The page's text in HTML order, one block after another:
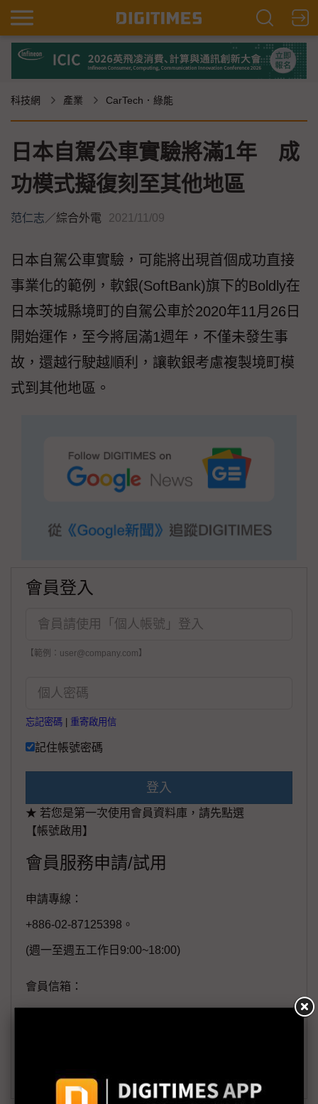
科技網 產業 CarTech．綠能
日本自駕公車實驗將滿1年 成
功模式擬復刻至其他地區
范仁志／綜合外電 2021/11/09
日本自駕公車實驗，可能將出現首個成功直接
事業化的範例，軟銀(SoftBank)旗下的Boldly在
日本茨城縣境町的自駕公車於2020年11月26日
開始運作，至今將屆滿1週年，不僅未發生事
故，還越行駛越順利，讓軟銀考慮複製境町模
式到其他地區。
會員登入
【範例：user@company.com】
忘記密碼 重寄啟用信
記住帳號密碼
登入
★ 若您是第一次使用會員資料庫，請先點選
【帳號啟用】
會員服務申請/試用
申請專線：
+886-02-87125398。
(週一至週五工作日9:00~18:00)
會員信箱：
member@digitimes.com
訂閱DIGITIMES 行動版